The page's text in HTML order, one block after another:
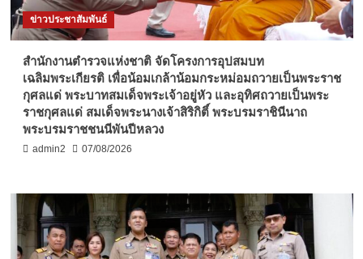
ข่าวประชาสัมพันธ์
สำนักงานตำรวจแห่งชาติ จัดโครงการอุปสมบท
เฉลิมพระเกียรติ เพื่อน้อมเกล้าน้อมกระหม่อมถวายเป็นพระราช
กุศลแด่ พระบาทสมเด็จพระเจ้าอยู่หัว และอุทิศถวายเป็นพระ
ราชกุศลแด่ สมเด็จพระนางเจ้าสิริกิติ์ พระบรมราชินีนาถ
พระบรมราชชนนีพันปีหลวง
admin2 07/08/2026